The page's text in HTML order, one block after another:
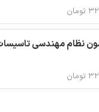
نظام مهندسی